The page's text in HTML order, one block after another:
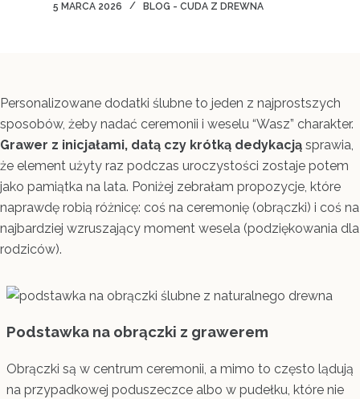
5 MARCA 2026 BLOG - CUDA Z DREWNA
Personalizowane dodatki ślubne to jeden z najprostszych
sposobów, żeby nadać ceremonii i weselu “Wasz” charakter.
Grawer z inicjałami, datą czy krótką dedykacją sprawia,
że element użyty raz podczas uroczystości zostaje potem
jako pamiątka na lata. Poniżej zebrałam propozycje, które
naprawdę robią różnicę: coś na ceremonię (obrączki) i coś na
najbardziej wzruszający moment wesela (podziękowania dla
rodziców).
Podstawka na obrączki z grawerem
Obrączki są w centrum ceremonii, a mimo to często lądują
na przypadkowej poduszeczce albo w pudełku, które nie